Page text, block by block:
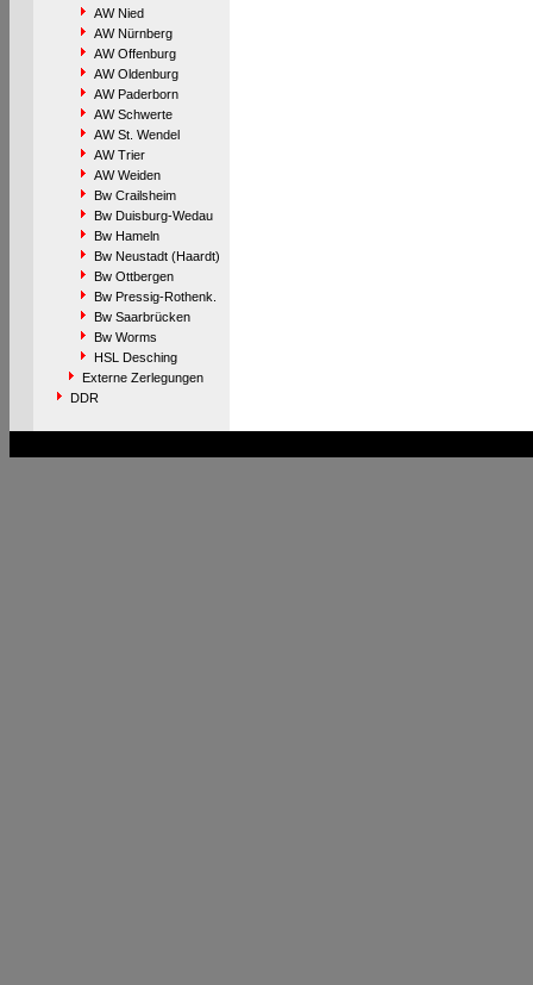
AW Nied
AW Nürnberg
AW Offenburg
AW Oldenburg
AW Paderborn
AW Schwerte
AW St. Wendel
AW Trier
AW Weiden
Bw Crailsheim
Bw Duisburg-Wedau
Bw Hameln
Bw Neustadt (Haardt)
Bw Ottbergen
Bw Pressig-Rothenk.
Bw Saarbrücken
Bw Worms
HSL Desching
Externe Zerlegungen
DDR